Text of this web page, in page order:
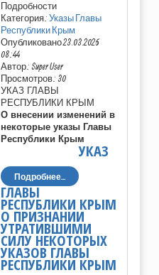
Подробности
Категория: Указы Главы
Республики Крым
Опубликовано 23.03.2026
08:44
Автор: Super User
Просмотров: 30
УКАЗ ГЛАВЫ
РЕСПУБЛИКИ КРЫМ
О внесении изменений в
некоторые указы Главы
Республики Крым
Подробнее...
УКАЗ
ГЛАВЫ
РЕСПУБЛИКИ КРЫМ
О ПРИЗНАНИИ
УТРАТИВШИМИ
СИЛУ НЕКОТОРЫХ
УКАЗОВ ГЛАВЫ
РЕСПУБЛИКИ КРЫМ